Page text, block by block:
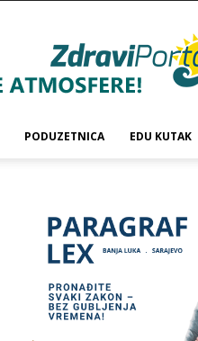
PODUZETNICA EDU KUTAK